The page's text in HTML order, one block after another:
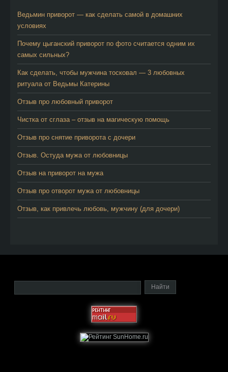
Ведьмин приворот — как сделать самой в домашних
условиях
Почему цыганский приворот по фото считается одним их
самых сильных?
Как сделать, чтобы мужчина тосковал — 3 любовных
ритуала от Ведьмы Катерины
Отзыв про любовный приворот
Чистка от сглаза – отзыв на магическую помощь
Отзыв про снятие приворота с дочери
Отзыв. Остуда мужа от любовницы
Отзыв на приворот на мужа
Отзыв про отворот мужа от любовницы
Отзыв, как привлечь любовь, мужчину (для дочери)